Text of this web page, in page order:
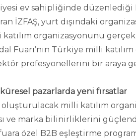
ev sahipliğinde düzenlediği
İZFAŞ, yurt dışındaki
organizasyonunu
Fuarı’nın Türkiye milli
profesyonellerini bir araya
pazarlarda yeni fırsatlar
oluşturulacak milli katılım
ve marka bilinirliklerini
özel B2B eşleştirme